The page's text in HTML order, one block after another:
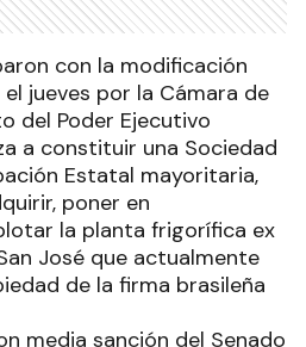
con la modificación
jueves por la Cámara de
del Poder Ejecutivo
a constituir una Sociedad
Estatal mayoritaria,
poner en
la planta frigorífica ex
José que actualmente
de la firma brasileña
media sanción del Senado